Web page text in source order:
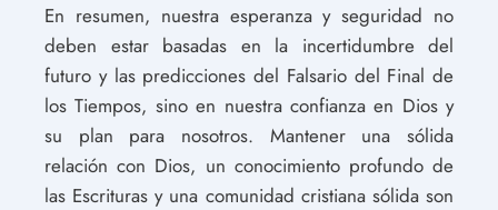
En resumen, nuestra esperanza y seguridad no
deben estar basadas en la incertidumbre del
futuro y las predicciones del Falsario del Final de
los Tiempos, sino en nuestra confianza en Dios y
su plan para nosotros. Mantener una sólida
relación con Dios, un conocimiento profundo de
las Escrituras y una comunidad cristiana sólida son